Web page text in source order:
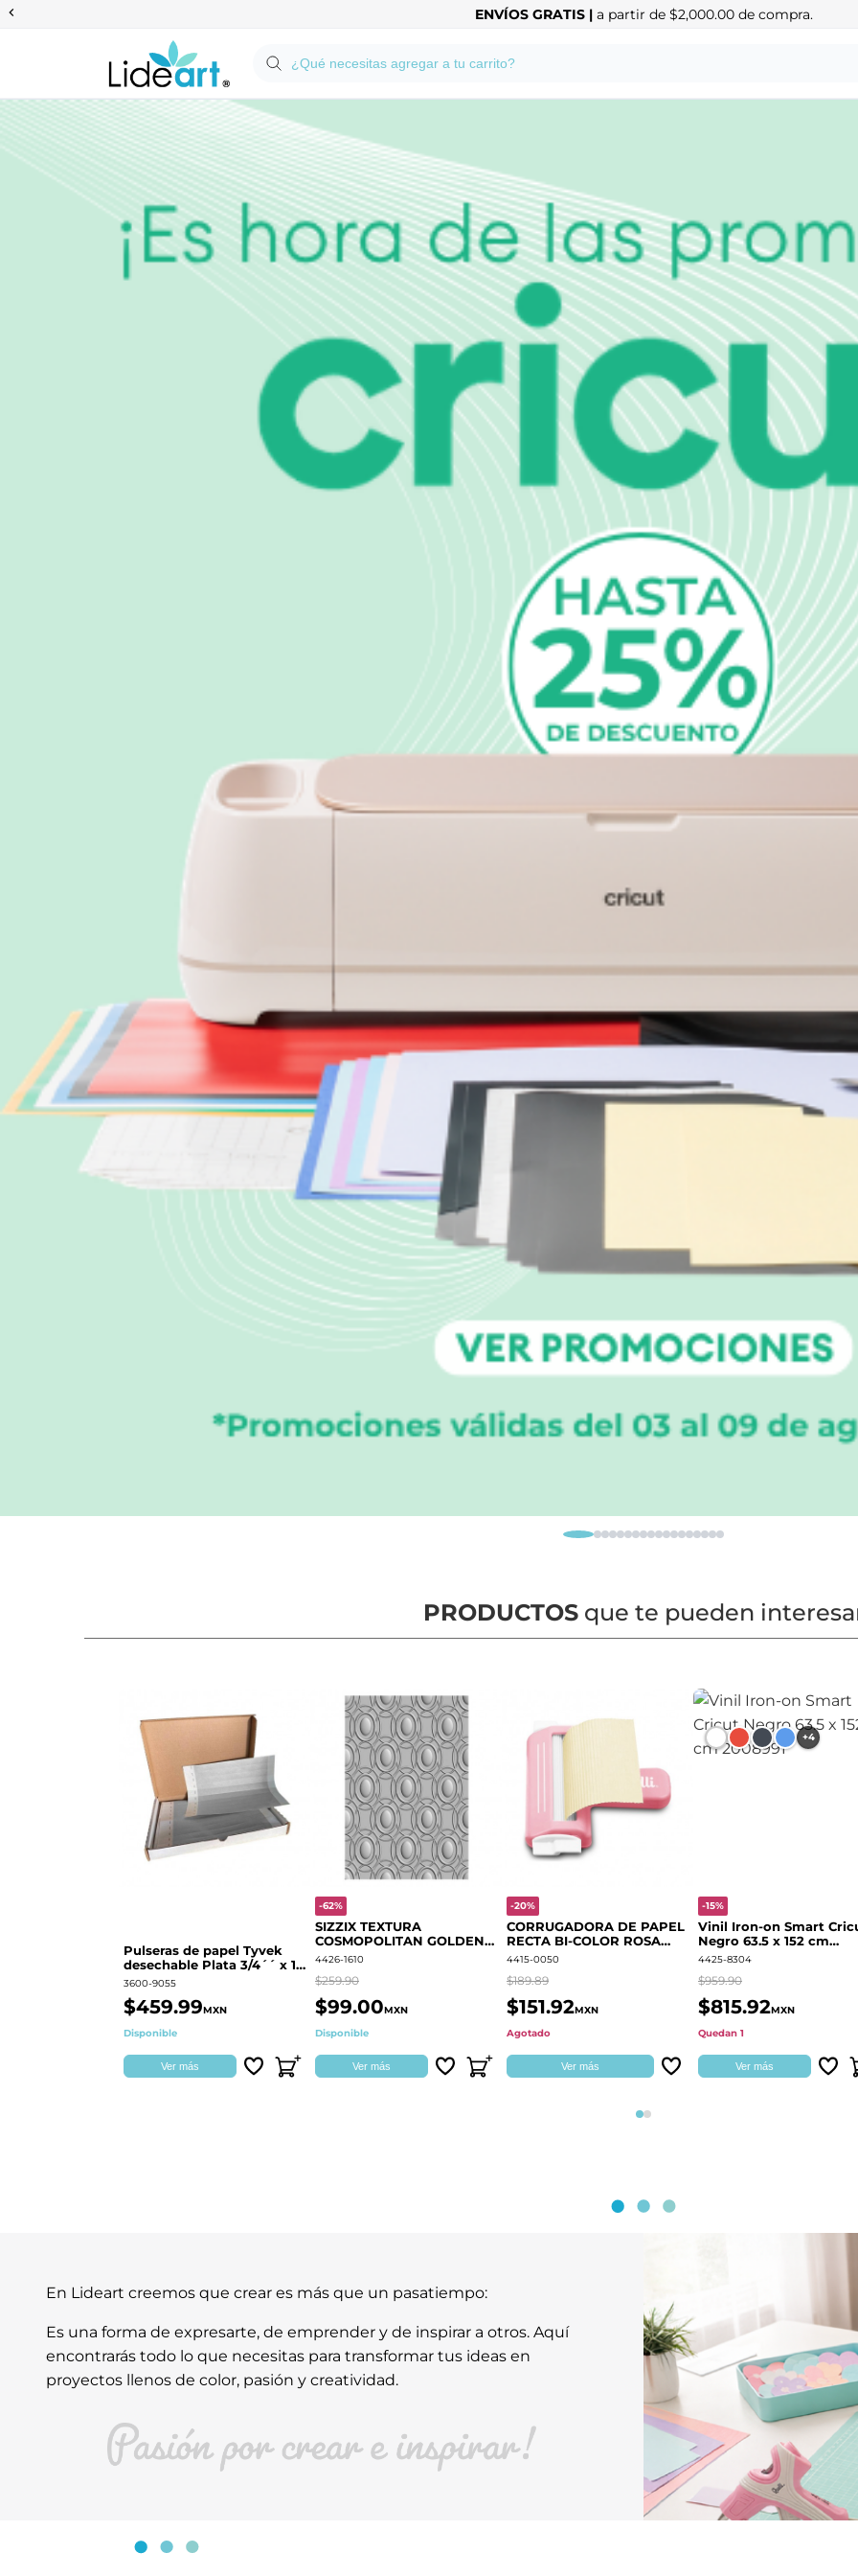
Anterior ENVÍOS GRATIS | a partir de $2,000.00 de compra.
PRODUCTOSque te pueden
Pulseras de papel Tyvek
desechable Plata 3/4´´ x 10
´´
3600-9055
$459.99MXN
Disponible
Ver más
-62%
SIZZIX TEXTURA
COSMOPOLITAN GOLDEN
RINGS S.PARK 666700
4426-1610
$259.90
$99.00MXN
Disponible
Ver más
-20%
CORRUGADORA DE PAPEL
RECTA BI-COLOR ROSA
QUELLI
4415-0050
$189.89
$151.92MXN
Agotado
Ver más
+4
-15%
Vinil Iron-on Smart
Negro 63.5 x 152 cm
2008991
4425-8304
$959.90
$815.92MXN
Quedan 1
Ver más
Página 1
Página 2
En Lideart creemos que crear es más que un pasatiempo:
Es una forma de expresarte, de emprender y de inspirar a otros. Aquí
encontrarás todo lo que necesitas para transformar tus ideas en
proyectos llenos de color, pasión y creatividad.